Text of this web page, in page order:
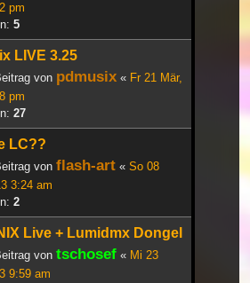
pm
5
LIVE 3.25
von pdmusix « Fr 21 Mär,
pm
27
LC??
von flash-art « So 08
3:24 am
2
Live + Lumidmx Dongel
von tschosef « Mi 23
9:59 am